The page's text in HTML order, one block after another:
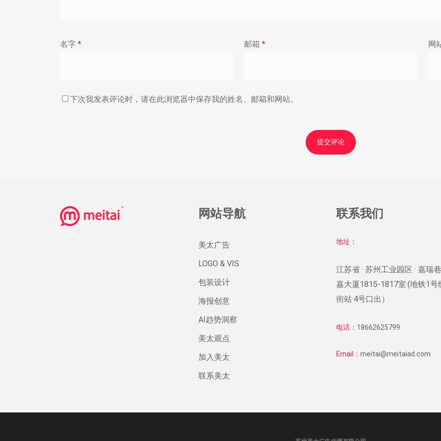
名字 * 邮箱 * 网
下次我发表评论时，请在此浏览器中保存我的姓名、邮箱和网站。
网站导航
美太广告
LOGO & VIS
包装设计
海报创意
AI趋势洞察
美太观点
加入美太
联系美太
联系我们
地址：
江苏省 · 苏州工业园区 · 嘉瑞
嘉大厦1815-1817室·(地铁1号
街站·4号口出）
电话： 18662625799
Email： meitai@meitaiad.com